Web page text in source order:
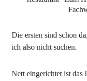
Die ersten sind schon
ich also nicht suchen.
Nett eingerichtet ist das